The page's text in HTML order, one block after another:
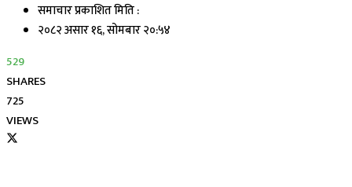
समाचार प्रकाशित मिति :
२०८२ असार १६, सोमबार २०:५४
529
SHARES
725
VIEWS